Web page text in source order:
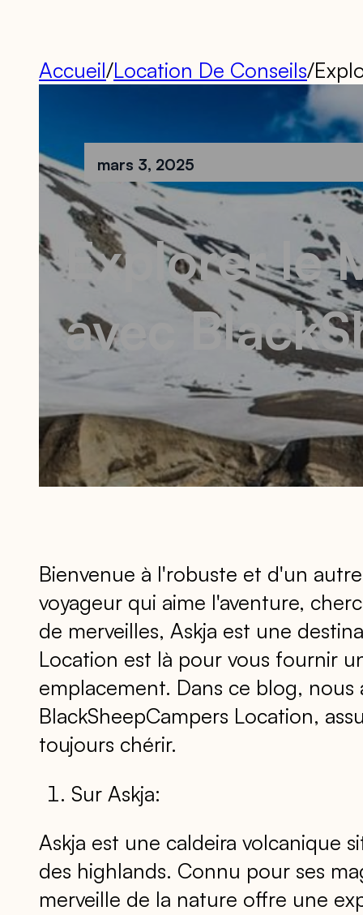
Accueil/Location De Conseils/
mars 3, 2025
Explorer le
avec
Bienvenue à l'robuste et d'un
voyageur qui aime l'aventure,
de merveilles, Askja est une
Location est là pour vous fournir
emplacement. Dans ce blog,
BlackSheepCampers Location,
toujours chérir.
Sur Askja:
Askja est une caldeira volcanique
des highlands. Connu pour ses
merveille de la nature offre une